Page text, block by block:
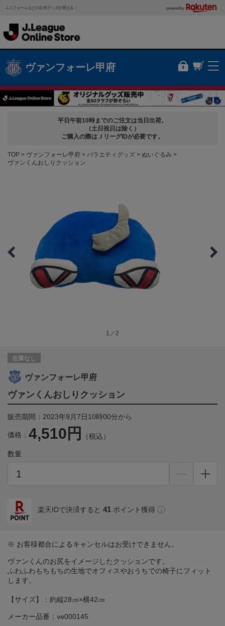
ユニフォームなどの公式グッズが買える！ powered by
ヴァンフォーレ甲府
平日午前10時までのご注文は当日出荷。
（土日祝日は除く）
ご購入の際はＪリーグIDが必要です。
TOP ヴァンフォーレ甲府 バラエティグッズ
ぬいぐるみ
ヴァンくんおしりクッション
1／2
在庫なし
ヴァンフォーレ甲府
ヴァンくんおしりクッション
販売期間：2023年9月7日10時00分から
価格： 4,510円 （税込）
数量
楽天IDで決済すると 41 ポイント獲得
※ お客様都合によるキャンセルはお受けできません。
ヴァンくんのお尻をイメージしたクッションです。
ふわふわもちもちの生地でオフィスやおうちでの椅子にフィット
します。
【サイズ】：約縦28㎝×横42㎝
メーカー品番：ve000145